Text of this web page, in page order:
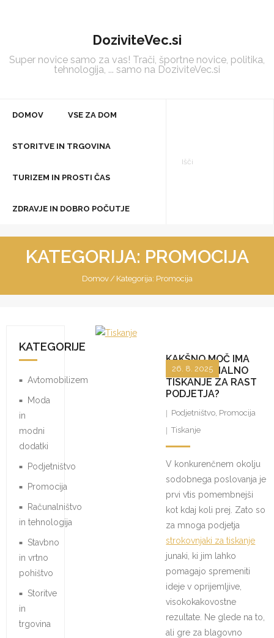
DoziviteVec.si
Super novice samo za vas! Trači, športne novice, politika,
tehnologija, ... samo na DoziviteVec.si
DOMOV VSE ZA DOM
STORITVE IN TRGOVINA
TURIZEM IN PROSTI ČAS
ZDRAVJE IN DOBRO POČUTJE
KATEGORIJA: PROMOCIJA
Domov / Kategorija: Promocija
KAKŠNO MOČ IMA
PROFESIONALNO
TISKANJE ZA RAST
PODJETJA?
26. 8. 2025
Podjetništvo, Promocija
Tiskanje
V konkurenčnem okolju
sodobnega poslovanja je
prvi vtis pomembnejši
kot kdaj koli prej. Zato so
za mnoga podjetja
strokovnjaki za tiskanje
junaki, ki jim lahko
pomagajo spremeniti
ideje v oprijemljive,
visokokakovostne
rezultate. Ne glede na to,
ali gre za blagovno
KATEGORIJE
Avtomobilizem
Moda
in
modni
dodatki
Podjetništvo
Promocija
Računalništvo
in tehnologija
Stavbno
in vrtno
pohištvo
Storitve
in
trgovina